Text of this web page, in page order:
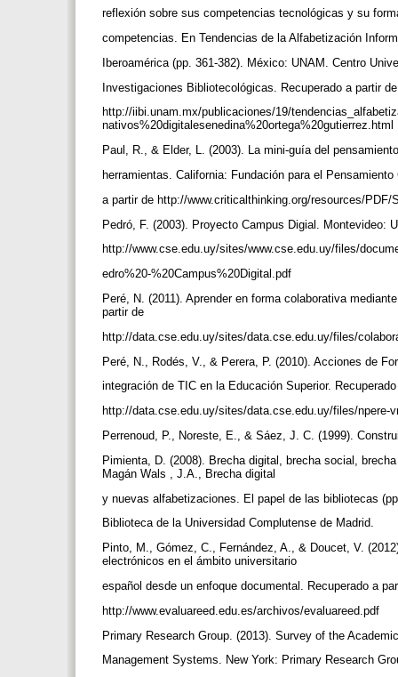
reflexión sobre sus competencias tecnológicas y su
competencias. En Tendencias de la Alfabetización
Iberoamérica (pp. 361-382). México: UNAM. Centro
Investigaciones Bibliotecológicas. Recuperado a partir
http://iibi.unam.mx/publicaciones/19/
nativos%20digitalesenedina%20ortega%20gutierrez.html
Paul, R., & Elder, L. (2003). La mini-guía del
herramientas. California: Fundación para el
a partir de http://www.criticalthinking.org/resources/
Pedró, F. (2003). Proyecto Campus Digial. Montevideo:
http://www.cse.edu.uy/sites/www.cse.edu.uy/files/
edro%20-%20Campus%20Digital.pdf
Peré, N. (2011). Aprender en forma colaborativa
partir de
http://data.cse.edu.uy/sites/data.cse.edu.uy/files/
Peré, N., Rodés, V., & Perera, P. (2010). Acciones de
integración de TIC en la Educación Superior.
http://data.cse.edu.uy/sites/data.cse.edu.uy/files/
Perrenoud, P., Noreste, E., & Sáez, J. C. (1999).
Pimienta, D. (2008). Brecha digital, brecha social,
Magán Wals , J.A., Brecha digital
y nuevas alfabetizaciones. El papel de las bibliotecas
Biblioteca de la Universidad Complutense de Madrid.
Pinto, M., Gómez, C., Fernández, A., & Doucet, V.
electrónicos en el ámbito universitario
español desde un enfoque documental. Recuperado a
http://www.evaluareed.edu.es/archivos/evaluareed.pdf
Primary Research Group. (2013). Survey of the
Management Systems. New York: Primary Research